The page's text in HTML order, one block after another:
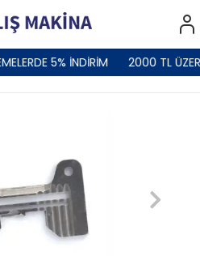
5% İNDİRİM 2000 TL